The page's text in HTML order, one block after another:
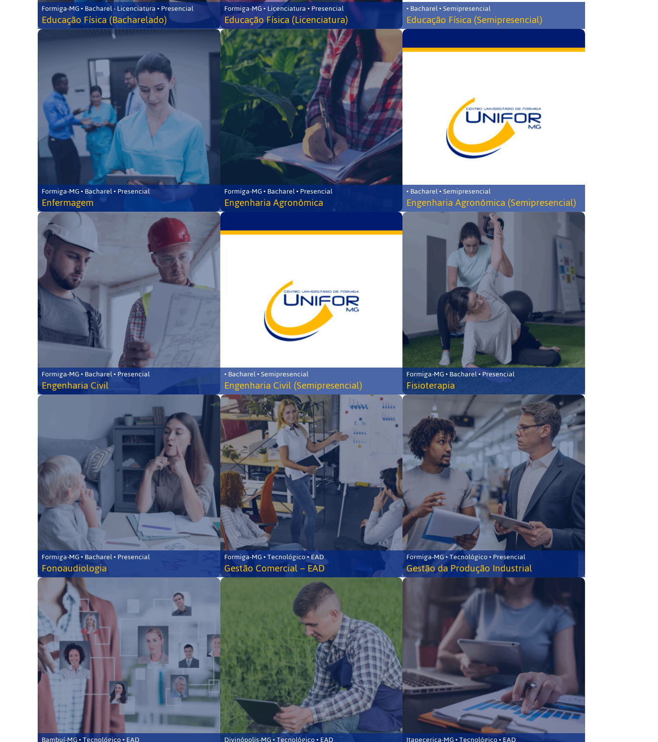
Formiga-MG • Bacharel - Licenciatura • Presencial
Educação Física (Bacharelado)
Formiga-MG • Licenciatura • Presencial
Educação Física (Licenciatura)
• Bacharel • Semipresencial
Educação Física (Semipresencial)
Formiga-MG • Bacharel • Presencial
Enfermagem
Formiga-MG • Bacharel • Presencial
Engenharia Agronômica
• Bacharel • Semipresencial
Engenharia Agronômica (Semipresencial)
Formiga-MG • Bacharel • Presencial
Engenharia Civil
• Bacharel • Semipresencial
Engenharia Civil (Semipresencial)
Formiga-MG • Bacharel • Presencial
Fisioterapia
Formiga-MG • Bacharel • Presencial
Fonoaudiologia
Formiga-MG • Tecnológico • EAD
Gestão Comercial – EAD
Formiga-MG • Tecnológico • Presencial
Gestão da Produção Industrial